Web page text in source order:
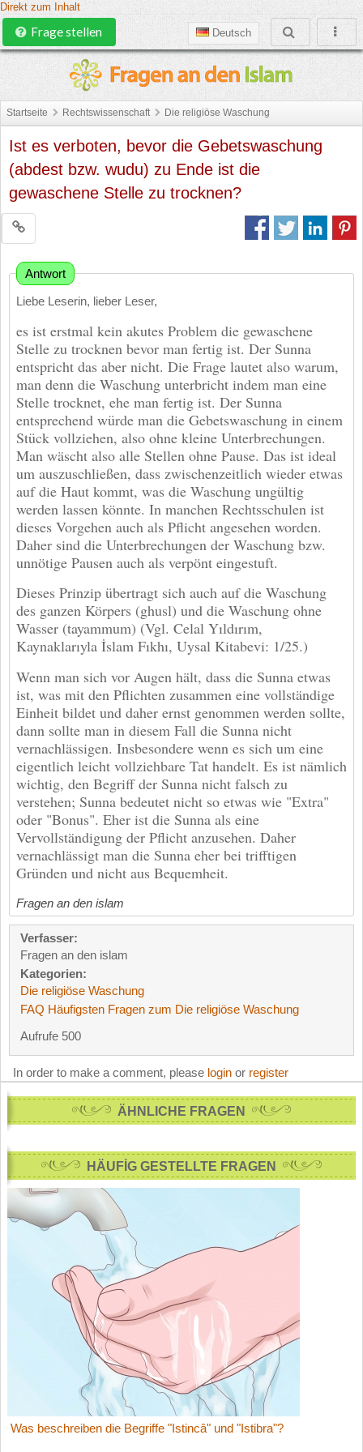
Direkt zum Inhalt
Deutsch
Frage stellen
Startseite Rechtswissenschaft Die religiöse Waschung
Ist es verboten, bevor die Gebetswaschung
(abdest bzw. wudu) zu Ende ist die
gewaschene Stelle zu trocknen?
Antwort
Liebe Leserin, lieber Leser,
es ist erstmal kein akutes Problem die gewaschene
Stelle zu trocknen bevor man fertig ist. Der Sunna
entspricht das aber nicht. Die Frage lautet also warum,
man denn die Waschung unterbricht indem man eine
Stelle trocknet, ehe man fertig ist. Der Sunna
entsprechend würde man die Gebetswaschung in einem
Stück vollziehen, also ohne kleine Unterbrechungen.
Man wäscht also alle Stellen ohne Pause. Das ist ideal
um auszuschließen, dass zwischenzeitlich wieder etwas
auf die Haut kommt, was die Waschung ungültig
werden lassen könnte. In manchen Rechtsschulen ist
dieses Vorgehen auch als Pflicht angesehen worden.
Daher sind die Unterbrechungen der Waschung bzw.
unnötige Pausen auch als verpönt eingestuft.
Dieses Prinzip übertragt sich auch auf die Waschung
des ganzen Körpers (ghusl) und die Waschung ohne
Wasser (tayammum) (Vgl. Celal Yıldırım,
Kaynaklarıyla İslam Fıkhı, Uysal Kitabevi: 1/25.)
Wenn man sich vor Augen hält, dass die Sunna etwas
ist, was mit den Pflichten zusammen eine vollständige
Einheit bildet und daher ernst genommen werden sollte,
dann sollte man in diesem Fall die Sunna nicht
vernachlässigen. Insbesondere wenn es sich um eine
eigentlich leicht vollziehbare Tat handelt. Es ist nämlich
wichtig, den Begriff der Sunna nicht falsch zu
verstehen; Sunna bedeutet nicht so etwas wie "Extra"
oder "Bonus". Eher ist die Sunna als eine
Vervollständigung der Pflicht anzusehen. Daher
vernachlässigt man die Sunna eher bei trifftigen
Gründen und nicht aus Bequemheit.
Fragen an den islam
Verfasser:
Fragen an den islam
Kategorien:
Die religiöse Waschung
FAQ Häufigsten Fragen zum Die religiöse Waschung
Aufrufe 500
In order to make a comment, please login or register
ÄHNLICHE FRAGEN
HÄUFİG GESTELLTE FRAGEN
Was beschreiben die Begriffe "Istincâ" und "Istibra"?